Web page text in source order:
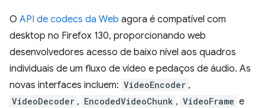
O API de codecs da Web agora é compatível com
desktop no Firefox 130, proporcionando web
desenvolvedores acesso de baixo nível aos quadros
individuais de um fluxo de vídeo e pedaços de áudio. As
novas interfaces incluem: VideoEncoder ,
VideoDecoder , EncodedVideoChunk , VideoFrame e